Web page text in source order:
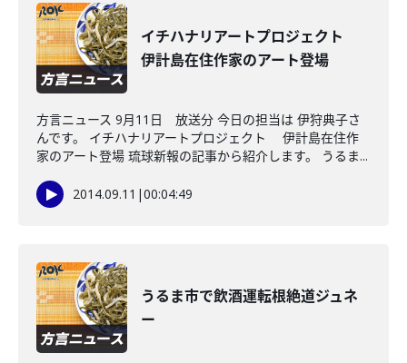
イチハナリアートプロジェクト
伊計島在住作家のアート登場
方言ニュース 9月11日 放送分 今日の担当は 伊狩典子さ
んです。 イチハナリアートプロジェクト 伊計島在住作
家のアート登場 琉球新報の記事から紹介します。 うるま...
2014.09.11 |00:04:49
うるま市で飲酒運転根絶道ジュネ
ー